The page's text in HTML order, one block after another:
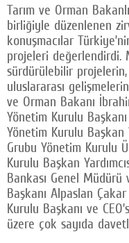
Tarım ve Orman
birliğiyle düzenlenen
konuşmacılar
projeleri değerlendirdi.
sürdürülebilir
uluslararası
ve Orman Bakanı
Yönetim Kurulu
Yönetim Kurulu
Grubu Yönetim Kurulu
Kurulu Başkan
Bankası Genel
Başkanı Alpaslan
Kurulu Başkanı ve
üzere çok sayıda